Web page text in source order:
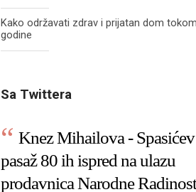
Kako održavati zdrav i prijatan dom
godine
Sa Twittera
Knez Mihailova - Spasićev
pasaž 80 ih ispred na ulazu
prodavnica Narodne